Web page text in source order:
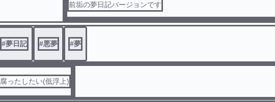
前垢の夢日記バージョンです
#夢日記 #悪夢 #夢
腐ったしたい(低浮上)